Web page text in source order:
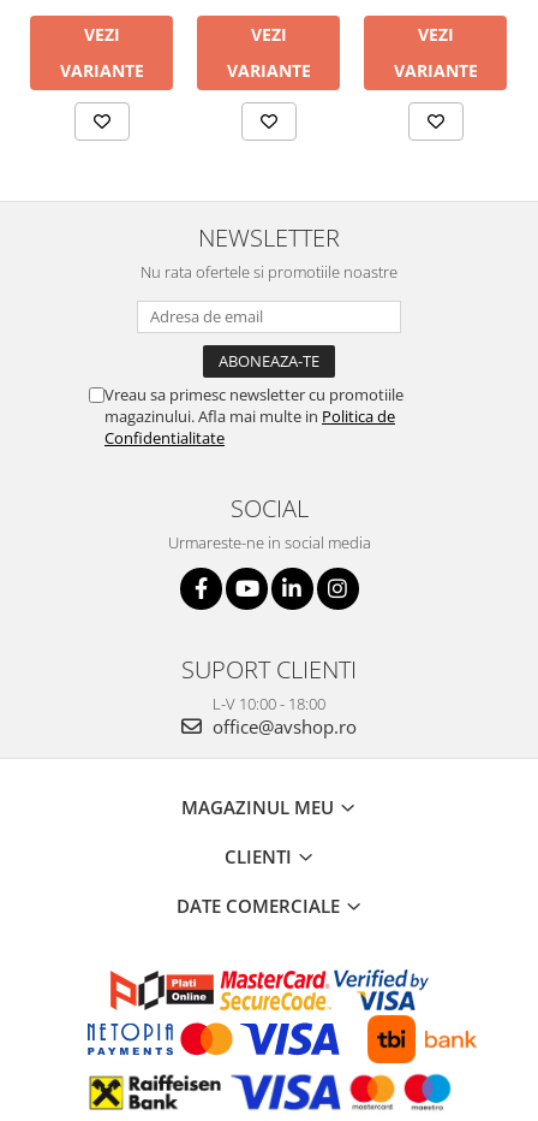
VEZI
VARIANTE
VEZI
VARIANTE
VEZI
VARIANTE
NEWSLETTER
Nu rata ofertele si promotiile noastre
Vreau sa primesc newsletter cu promotiile
magazinului. Afla mai multe in Politica de
Confidentialitate
SOCIAL
Urmareste-ne in social media
SUPORT CLIENTI
L-V 10:00 - 18:00
office@avshop.ro
MAGAZINUL MEU
CLIENTI
DATE COMERCIALE